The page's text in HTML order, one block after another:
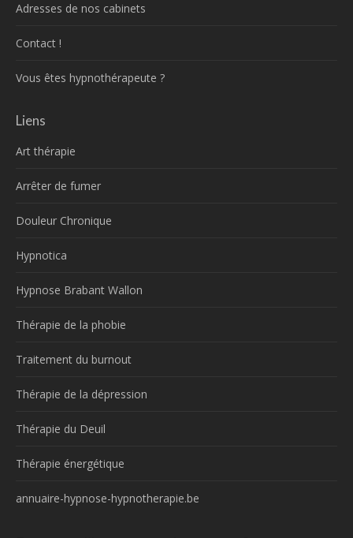
Adresses de nos cabinets
Contact !
Vous êtes hypnothérapeute ?
Liens
Art thérapie
Arrêter de fumer
Douleur Chronique
Hypnotica
Hypnose Brabant Wallon
Thérapie de la phobie
Traitement du burnout
Thérapie de la dépression
Thérapie du Deuil
Thérapie énergétique
annuaire-hypnose-hypnotherapie.be